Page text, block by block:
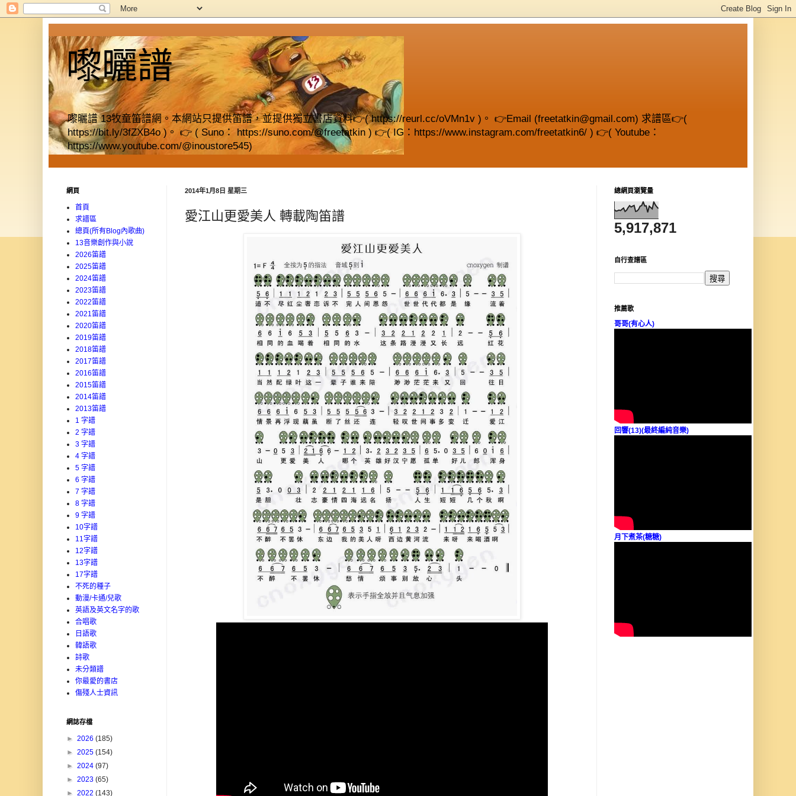
嚟曬譜
嚟曬譜 13牧童笛譜網。本網站只提供笛譜，並提供獨立書店資料👉( https://reurl.cc/oVMn1v )。 👉Email (freetatkin@gmail.com) 求譜區👉(
https://bit.ly/3fZXB4o )。 👉 ( Suno： https://suno.com/@freetatkin ) 👉( IG：https://www.instagram.com/freetatkin6/ ) 👉( Youtube：
https://www.youtube.com/@inoustore545)
2014年1月8日 星期三
愛江山更愛美人 轉載陶笛譜
網頁
首頁
求譜區
總頁(所有Blog內歌曲)
13音樂創作與小說
2026笛譜
2025笛譜
2024笛譜
2023笛譜
2022笛譜
2021笛譜
2020笛譜
2019笛譜
2018笛譜
2017笛譜
2016笛譜
2015笛譜
2014笛譜
2013笛譜
1 字譜
2 字譜
3 字譜
4 字譜
5 字譜
6 字譜
7 字譜
8 字譜
9 字譜
10字譜
11字譜
12字譜
13字譜
17字譜
不死的種子
動漫/卡通/兒歌
英語及英文名字的歌
合唱歌
日語歌
韓語歌
詩歌
未分類譜
你最愛的書店
傷殘人士資訊
網誌存檔
► 2026 (185)
► 2025 (154)
► 2024 (97)
► 2023 (65)
► 2022 (143)
總網頁瀏覽量
5,917,871
自行查譜區
推薦歌
哥哥(有心人)
回響(13)(最終編純音樂)
月下煮茶(糖糖)